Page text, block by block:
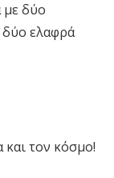
με δύο
δύο ελαφρά
τον κόσμο!